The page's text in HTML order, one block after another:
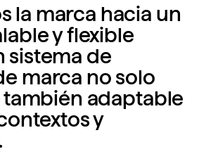
la marca hacia un
y flexible
sistema de
marca no solo
también adaptable
y